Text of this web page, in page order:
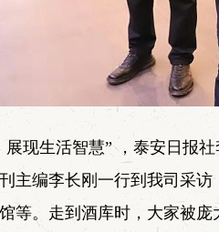
展现生活智慧” ，泰安日报
主编李长刚一行到我司采
等。走到酒库时，大家被